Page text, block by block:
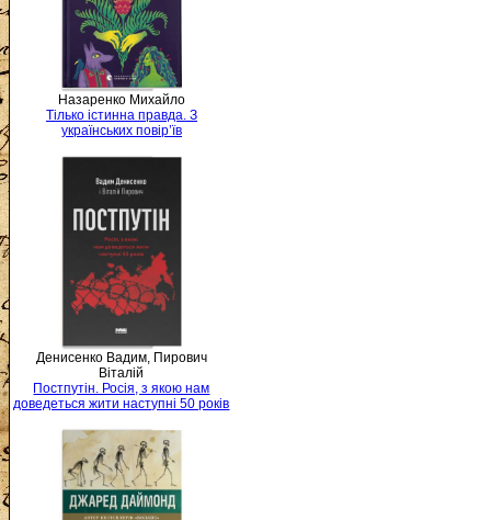
Назаренко Михайло
Тілько істинна правда. З
українських повір’їв
Денисенко Вадим, Пирович
Віталій
Постпутін. Росія, з якою нам
доведеться жити наступні 50 років